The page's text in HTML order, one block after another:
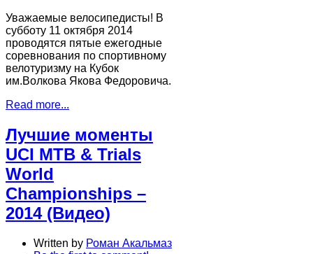
Уважаемые велосипедисты! В
субботу 11 октября 2014
проводятся пятые ежегодные
соревнования по спортивному
велотуризму на Кубок
им.Волкова Якова Федоровича.
Read more...
Лучшие моменты
UCI MTB & Trials
World
Championships –
2014 (Видео)
Written by Роман Акальмаз